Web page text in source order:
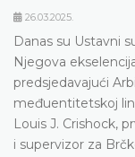
26.03.2025.
Danas su Ustavni
Njegova
predsjedavajući
međuentitetskoj
Louis J. Crishock,
i supervizor za